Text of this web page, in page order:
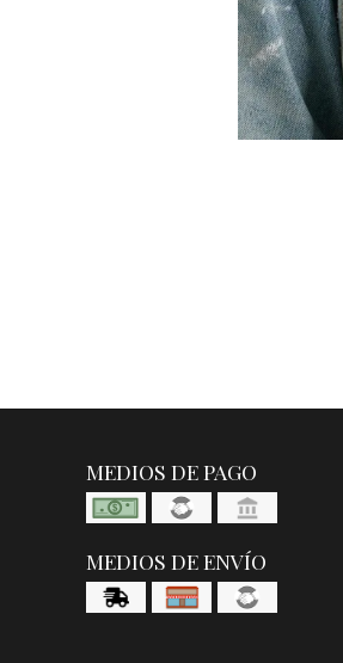
MEDIOS DE PAGO
MEDIOS DE ENVÍO